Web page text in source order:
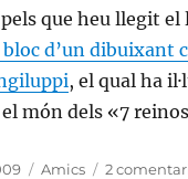
que heu llegit
d’un dibuixant
, el qual ha
món dels «7
Categories
Amics 2